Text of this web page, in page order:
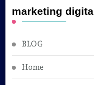
marketing
BLOG
Home